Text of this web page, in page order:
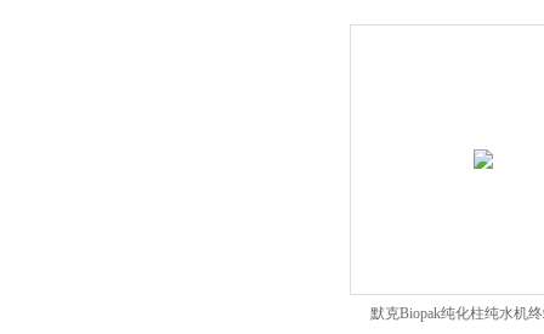
默克Biopak纯化柱纯水机